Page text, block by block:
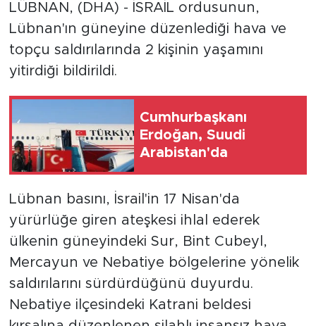
LÜBNAN, (DHA) - İSRAİL ordusunun,
Lübnan'ın güneyine düzenlediği hava ve
topçu saldırılarında 2 kişinin yaşamını
yitirdiği bildirildi.
Cumhurbaşkanı
Erdoğan, Suudi
Arabistan'da
Lübnan basını, İsrail'in 17 Nisan'da
yürürlüğe giren ateşkesi ihlal ederek
ülkenin güneyindeki Sur, Bint Cubeyl,
Mercayun ve Nebatiye bölgelerine yönelik
saldırılarını sürdürdüğünü duyurdu.
Nebatiye ilçesindeki Katrani beldesi